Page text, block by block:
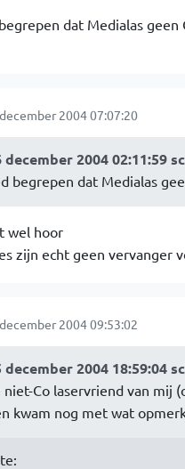
dat Medialas
2004 07:07:20
december 2004 02:11:59
begrepen dat Medialas
wel hoor
zijn echt geen vervanger
2004 09:53:02
december 2004 18:59:04
niet-Co laservriend van mij
kwam nog met wat